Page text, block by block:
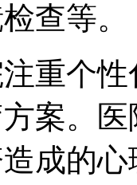
查等。
重个
案。
成的